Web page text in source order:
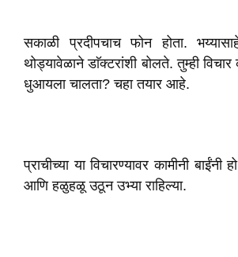
सकाळी प्रदीपचाच फोन होता.
थोड्यावेळाने डाॅक्टरांशी बोलते. तुम्ही
धुआयला चालता? चहा तयार आहे.
प्राचीच्या या विचारण्यावर कामीनी
आणि हळुहळू उठून उभ्या राहिल्या.